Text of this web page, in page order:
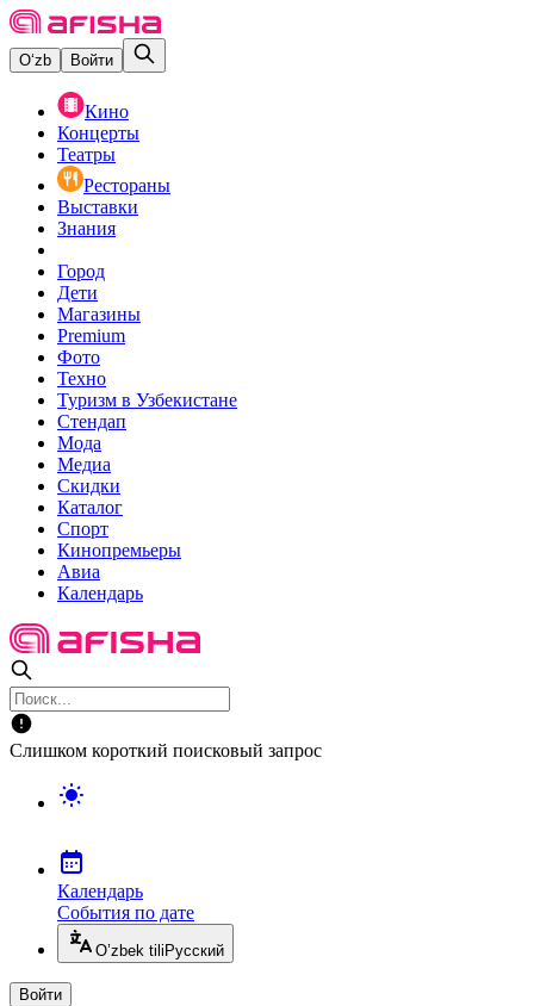
O‘zb Войти
Кино
Концерты
Театры
Рестораны
Выставки
Знания
Город
Дети
Магазины
Premium
Фото
Техно
Туризм в Узбекистане
Стендап
Мода
Медиа
Скидки
Каталог
Спорт
Кинопремьеры
Авиа
Календарь
Слишком короткий поисковый запрос
Календарь
События по дате
O’zbek tili Русский
Войти